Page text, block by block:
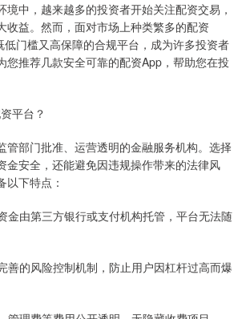
境中，越来越多的投资者开始关注配资交易，
收益。然而，面对市场上种类繁多的配资
门槛又高保障的合规平台，成为许多投资者
您推荐几款安全可靠的配资App，帮助您在投
平台？
管部门批准、运营透明的金融服务机构。选择
金安全，还能避免因违规操作带来的法律风
以下特点：
金由第三方银行或支付机构托管，平台无法随
善的风险控制机制，防止用户因杠杆过高而爆